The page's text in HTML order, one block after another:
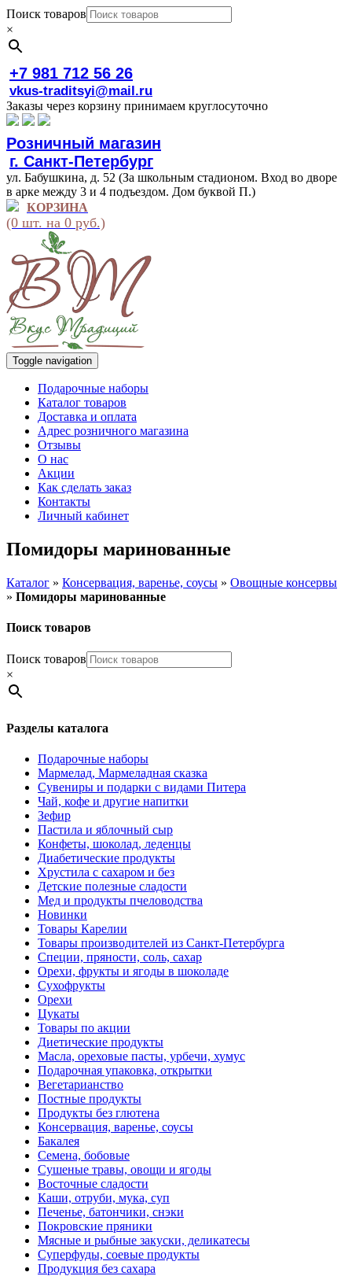
Поиск товаров
×
+7 981 712 56 26
vkus-traditsyi@mail.ru
Заказы через корзину принимаем круглосуточно
Розничный магазин
г. Санкт-Петербург
ул. Бабушкина, д. 52 (За школьным стадионом. Вход во дворе
в арке между 3 и 4 подъездом. Дом буквой П.)
КОРЗИНА
(0 шт. на 0 руб.)
Toggle navigation
Подарочные наборы
Каталог товаров
Доставка и оплата
Адрес розничного магазина
Отзывы
О нас
Акции
Как сделать заказ
Контакты
Личный кабинет
Помидоры маринованные
Каталог » Консервация, варенье, соусы » Овощные консервы
» Помидоры маринованные
Поиск товаров
Поиск товаров
×
Разделы каталога
Подарочные наборы
Мармелад, Мармеладная сказка
Сувениры и подарки с видами Питера
Чай, кофе и другие напитки
Зефир
Пастила и яблочный сыр
Конфеты, шоколад, леденцы
Диабетические продукты
Хрустила с сахаром и без
Детские полезные сладости
Мед и продукты пчеловодства
Новинки
Товары Карелии
Товары производителей из Санкт-Петербурга
Специи, пряности, соль, сахар
Орехи, фрукты и ягоды в шоколаде
Сухофрукты
Орехи
Цукаты
Товары по акции
Диетические продукты
Масла, ореховые пасты, урбечи, хумус
Подарочная упаковка, открытки
Вегетарианство
Постные продукты
Продукты без глютена
Консервация, варенье, соусы
Бакалея
Семена, бобовые
Сушеные травы, овощи и ягоды
Восточные сладости
Каши, отруби, мука, суп
Печенье, батончики, снэки
Покровские пряники
Мясные и рыбные закуски, деликатесы
Суперфуды, соевые продукты
Продукция без сахара